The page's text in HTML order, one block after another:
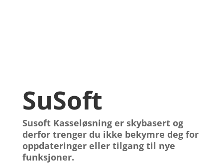
SuSoft
Susoft Kasseløsninger skybasert og
derfor trenger du ikke bekymre deg for
oppdateringer eller tilgang til nye
funksjoner.